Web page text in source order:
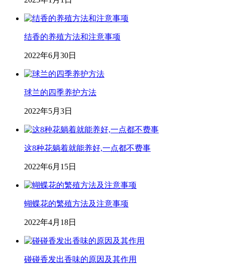
结香的养殖方法和注意事项
2022年6月30日
球兰的四季养护方法
2022年5月3日
这8种花躺着就能养好,一点都不费事
2022年6月15日
蝴蝶花的繁殖方法及注意事项
2022年4月18日
碰碰香发出香味的原因及其作用